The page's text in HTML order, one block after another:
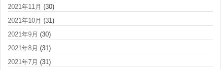
2021年11月 (30)
2021年10月 (31)
2021年9月 (30)
2021年8月 (31)
2021年7月 (31)